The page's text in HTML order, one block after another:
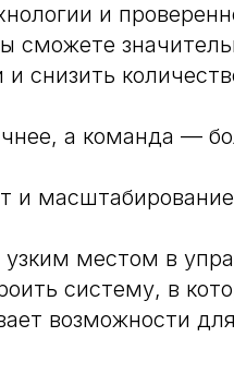
и
сможете
снизить
а команда —
и масштабирование
местом в
систему, в
возможности